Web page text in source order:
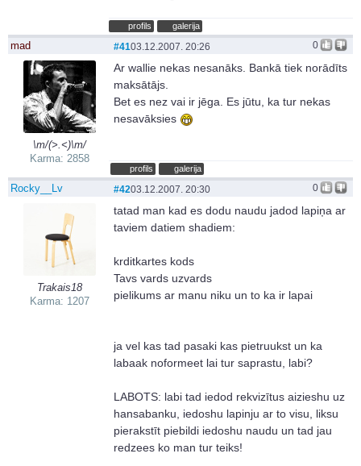
profils galerija
mad
\m/(>.<)\m/
Karma: 2858
0
#4103.12.2007. 20:26
Ar wallie nekas nesanāks. Bankā tiek norādīts
maksātājs.
Bet es nez vai ir jēga. Es jūtu, ka tur nekas
nesavāksies
profils galerija
Rocky__Lv
Trakais18
Karma: 1207
0
#4203.12.2007. 20:30
tatad man kad es dodu naudu jadod lapiņa ar
taviem datiem shadiem:
krditkartes kods
Tavs vards uzvards
pielikums ar manu niku un to ka ir lapai
ja vel kas tad pasaki kas pietruukst un ka
labaak noformeet lai tur saprastu, labi?
LABOTS: labi tad iedod rekvizītus aizieshu uz
hansabanku, iedoshu lapinju ar to visu, liksu
pierakstīt piebildi iedoshu naudu un tad jau
redzees ko man tur teiks!